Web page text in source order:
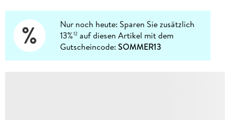
Nur noch heute: Sparen Sie zusätzlich
13%12 auf diesen Artikel mit dem
Gutscheincode:SOMMER13